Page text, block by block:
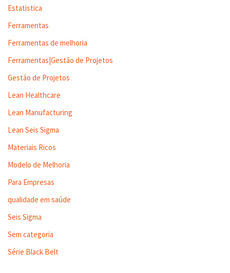
Estatistica
Ferramentas
Ferramentas de melhoria
Ferramentas|Gestão de Projetos
Gestão de Projetos
Lean Healthcare
Lean Manufacturing
Lean Seis Sigma
Materiais Ricos
Modelo de Melhoria
Para Empresas
qualidade em saúde
Seis Sigma
Sem categoria
Série Black Belt